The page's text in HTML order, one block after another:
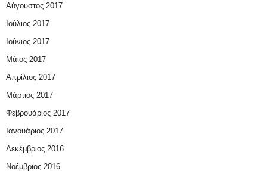
Αύγουστος 2017
Ιούλιος 2017
Ιούνιος 2017
Μάιος 2017
Απρίλιος 2017
Μάρτιος 2017
Φεβρουάριος 2017
Ιανουάριος 2017
Δεκέμβριος 2016
Νοέμβριος 2016